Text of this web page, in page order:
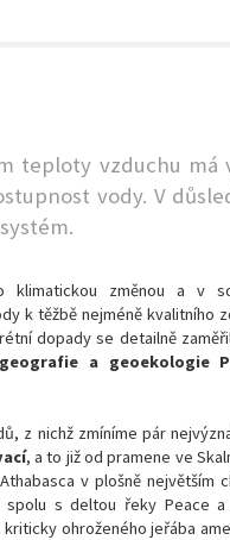
teploty vzduchu má
vody. V
změnou a v
k těžbě nejméně kvalitního
dopady se detailně
a geoekologie
z nichž zmíníme pár
, a to již od pramene ve
v plošně největším
spolu s deltou řeky Peace
ohroženého jeřába